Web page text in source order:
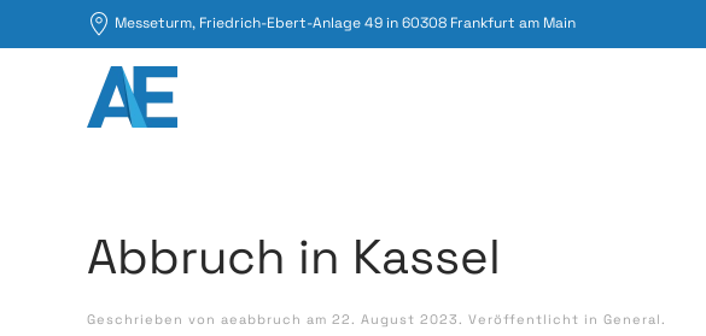
Messeturm, Friedrich-Ebert-Anlage 49 in 60308 Frankfurt am Main
Abbruch in Kassel
Geschrieben von aeabbruch am 22. August 2023. Veröffentlicht in General.